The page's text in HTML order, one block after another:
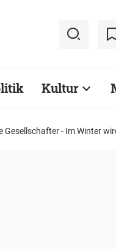
Kultur
- Im Winter